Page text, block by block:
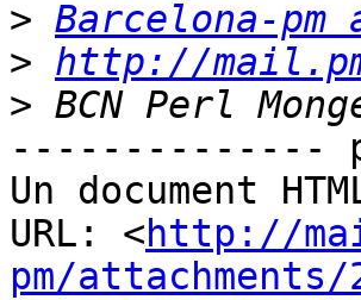
> Barcelona-pm
> http://
> BCN Perl
--------------
Un document
URL: <http://
pm/